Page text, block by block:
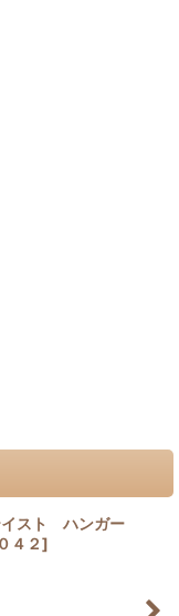
スト ハンガー
４２]